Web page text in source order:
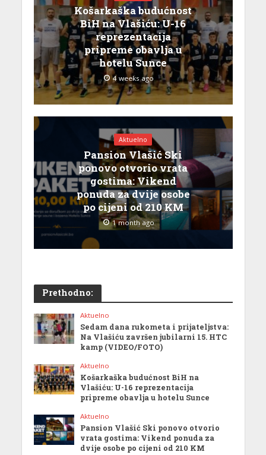
Košarkaška budućnost
BiH na Vlašiću: U-16
reprezentacija
pripreme obavlja u
hotelu Sunce
4 weeks ago
Aktuelno
Pansion Vlašić Ski
ponovo otvorio vrata
gostima: Vikend
ponuda za dvije osobe
po cijeni od 210 KM
1 month ago
Prethodno:
Aktuelno
Sedam dana rukometa i prijateljstva:
Na Vlašiću završen jubilarni 15. HTC
kamp (VIDEO/FOTO)
Aktuelno
Košarkaška budućnost BiH na
Vlašiću: U-16 reprezentacija
pripreme obavlja u hotelu Sunce
Aktuelno
Pansion Vlašić Ski ponovo otvorio
vrata gostima: Vikend ponuda za
dvije osobe po cijeni od 210 KM